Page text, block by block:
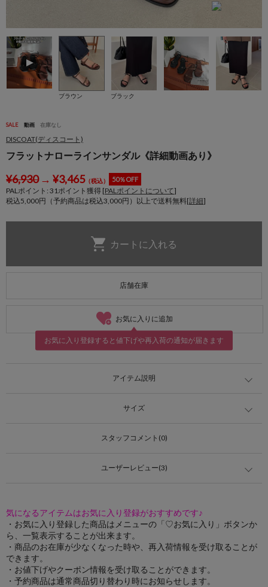
ブラウン ブラック
SALE 動画 在庫なし
DISCOAT(ディスコート)
フラットナローラインサンダル《詳細動画あり》
¥6,930→ ¥3,465（税込） 50％OFF
PALポイント: 31ポイント獲得 [PALポイントについて]
税込5,000円（予約商品は税込3,000円）以上で送料無料[詳細]
店舗在庫
お気に入りに追加
お気に入り登録すると値下げや再入荷の通知が届きます
アイテム説明
サイズ
スタッフコメント(0)
ユーザーレビュー(3)
気になるアイテムはお気に入り登録がおすすめです♪
・お気に入り登録した商品はメニューの「♡お気に入り」ボタンか
ら、一覧表示することが出来ます。
・商品のお在庫が少なくなった時や、再入荷情報を受け取ることが
できます。
・お値下げやクーポン情報を受け取ることができます。
・予約商品は通常商品切り替わり時にお知らせします。